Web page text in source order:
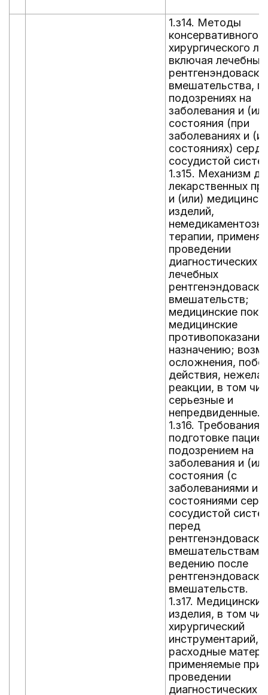
1.з14. Методы
консервативного и
хирургического
включая лечебные
вмешательства,
подозрениях на
заболевания и
состояния (при
заболеваниях и
состояниях)
сосудистой
1.з15. Механизм
лекарственных
и (или)
изделий,
терапии,
проведении
диагностических
лечебных
вмешательств;
медицинские
медицинские
противопоказания
назначению;
осложнения,
действия,
реакции, в том
серьезные и
непредвиденные.
1.з16. Требования к
подготовке
подозрением на
заболевания и
состояния (с
заболеваниями и
состояниями
сосудистой
перед
вмешательствами
ведению после
вмешательств.
1.з17. Медицинские
изделия, в том
хирургический
инструментарий,
расходные
применяемые при
проведении
диагностических